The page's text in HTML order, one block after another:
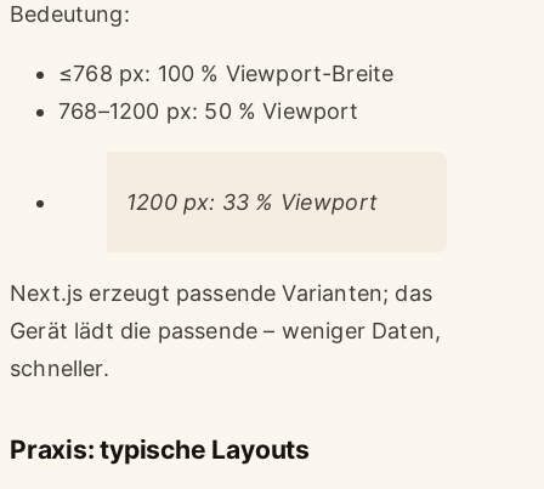
Bedeutung:
≤768 px: 100 % Viewport-Breite
768–1200 px: 50 % Viewport
1200 px: 33 % Viewport
Next.js erzeugt passende Varianten; das
Gerät lädt die passende – weniger Daten,
schneller.
Praxis: typische Layouts